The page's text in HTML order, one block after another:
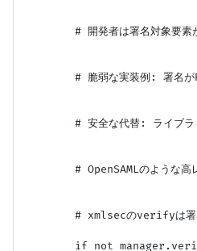
# 開発者は署名対象要素
# 脆弱な実装例: 署名が
# 安全な代替: ライブ
# OpenSAMLのような高レ
# xmlsecのverifyは署
if not